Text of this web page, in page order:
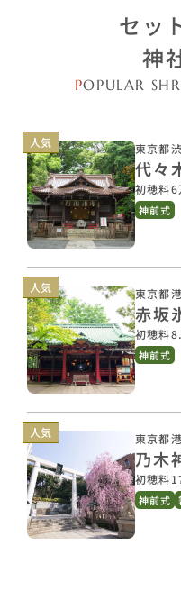
セッ
神
POPULAR
人気 東京都
代々
初穂料6
神前式
人気 東京都
赤坂
初穂料
神前式
人気 東京都
乃木
初穂料
神前式